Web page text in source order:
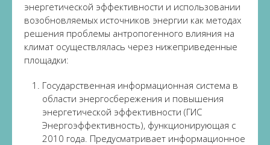
энергетической эффективности и использовании
возобновляемых источников энергии как методах
решения проблемы антропогенного влияния на
климат осуществлялась через нижеприведенные
площадки:
Государственная информационная система в
области энергосбережения и повышения
энергетической эффективности (ГИС
Энергоэффективность), функционирующая с
2010 года. Предусматривает информационное